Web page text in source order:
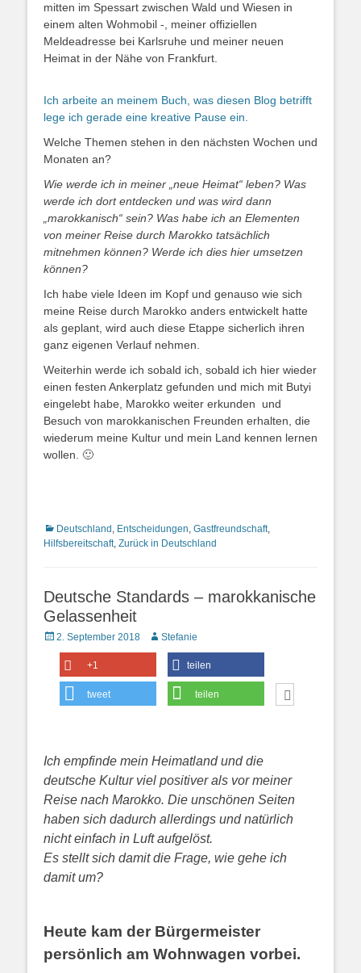
mitten im Spessart zwischen Wald und Wiesen in
einem alten Wohmobil -, meiner offiziellen
Meldeadresse bei Karlsruhe und meiner neuen
Heimat in der Nähe von Frankfurt.
Ich arbeite an meinem Buch, was diesen Blog betrifft
lege ich gerade eine kreative Pause ein.
Welche Themen stehen in den nächsten Wochen und
Monaten an?
Wie werde ich in meiner „neue Heimat“ leben? Was
werde ich dort entdecken und was wird dann
„marokkanisch“ sein? Was habe ich an Elementen
von meiner Reise durch Marokko tatsächlich
mitnehmen können? Werde ich dies hier umsetzen
können?
Ich habe viele Ideen im Kopf und genauso wie sich
meine Reise durch Marokko anders entwickelt hatte
als geplant, wird auch diese Etappe sicherlich ihren
ganz eigenen Verlauf nehmen.
Weiterhin werde ich sobald ich, sobald ich hier wieder
einen festen Ankerplatz gefunden und mich mit Butyi
eingelebt habe, Marokko weiter erkunden und
Besuch von marokkanischen Freunden erhalten, die
wiederum meine Kultur und mein Land kennen lernen
wollen. 🙂
Kategorien
Deutschland , Entscheidungen, Gastfreundschaft,
Hilfsbereitschaft, Zurück in Deutschland
Deutsche Standards – marokkanische
Gelassenheit
Posted
2. September 2018 AutorStefanie
+1 teilen
tweet teilen
Ich empfinde mein Heimatland und die
deutsche Kultur viel positiver als vor meiner
Reise nach Marokko. Die unschönen Seiten
haben sich dadurch allerdings und natürlich
nicht einfach in Luft aufgelöst.
Es stellt sich damit die Frage, wie gehe ich
damit um?
Heute kam der Bürgermeister
persönlich am Wohnwagen vorbei.